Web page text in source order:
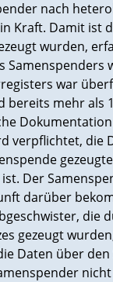
nach
Kraft. Damit ist
wurden,
war
bereits mehr als
verpflichtet, die
Der
darüber
die
gezeugt
Daten über